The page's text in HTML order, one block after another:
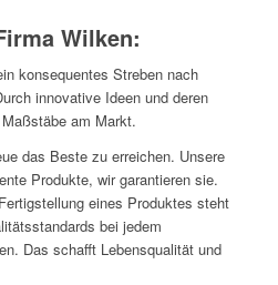
Wilken:
konsequentes Streben nach
innovative Ideen und deren
am Markt.
das Beste zu erreichen. Unsere
Produkte, wir garantieren sie.
eines Produktes steht
bei jedem
Das schafft Lebensqualität und